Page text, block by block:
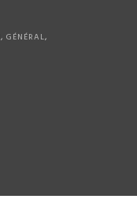
, GÉNÉRAL,